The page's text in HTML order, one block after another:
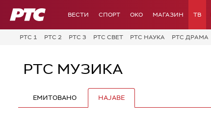
РТС ВЕСТИ СПОРТ OKO МАГАЗИН ТВ
РТС 1 РТС 2 РТС 3 РТС СВЕТ РТС НАУКА РТС ДРАМА
РТС МУЗИКА
ЕМИТОВАНО НАЈАВЕ